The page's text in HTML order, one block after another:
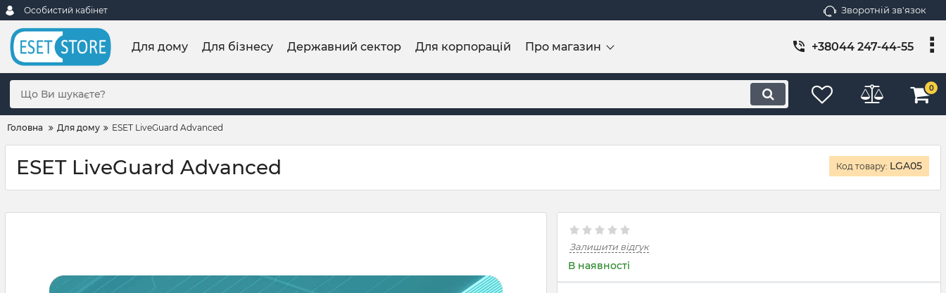
Особистий кабінет Зворотній зв'язок
Для дому Для бізнесу Державний сектор Для корпорацій Про магазин +38044 247-44-55
0
Головна Для дому ESET LiveGuard Advanced
ESET LiveGuard Advanced Код товару: LGA05
Залишити відгук
В наявності